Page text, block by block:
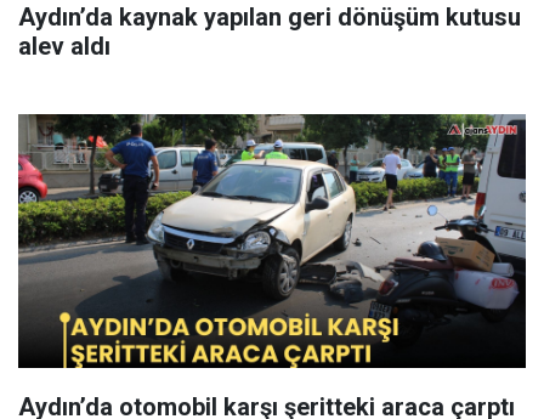
Aydın’da kaynak yapılan geri dönüşüm kutusu
alev aldı
Aydın’da otomobil karşı şeritteki araca çarptı